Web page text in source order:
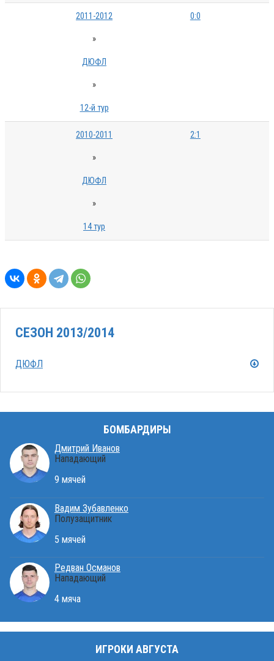
2011-2012
»
ДЮФЛ
»
12-й тур
0:0
2010-2011
»
ДЮФЛ
»
14 тур
2:1
СЕЗОН 2013/2014
ДЮФЛ
БОМБАРДИРЫ
Дмитрий Иванов
Нападающий
9 мячей
Вадим Зубавленко
Полузащитник
5 мячей
Редван Османов
Нападающий
4 мяча
ИГРОКИ АВГУСТА